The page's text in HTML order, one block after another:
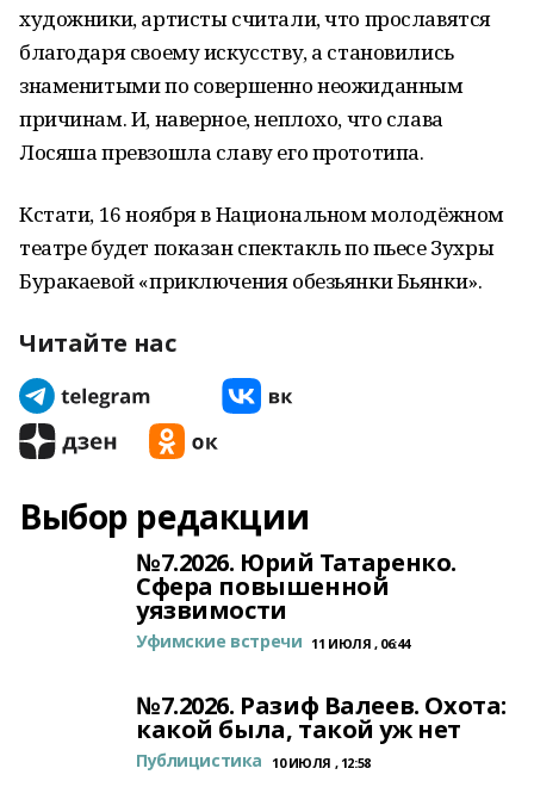
художники, артисты считали, что прославятся
благодаря своему искусству, а становились
знаменитыми по совершенно неожиданным
причинам. И, наверное, неплохо, что слава
Лосяша превзошла славу его прототипа.
Кстати, 16 ноября в Национальном молодёжном
театре будет показан спектакль по пьесе Зухры
Буракаевой «приключения обезьянки Бьянки».
Читайте нас
Выбор редакции
№7.2026. Юрий Татаренко.
Сфера повышенной
уязвимости
Уфимские встречи 11 ИЮЛЯ , 06:44
№7.2026. Разиф Валеев. Охота:
какой была, такой уж нет
Публицистика 10 ИЮЛЯ , 12:58